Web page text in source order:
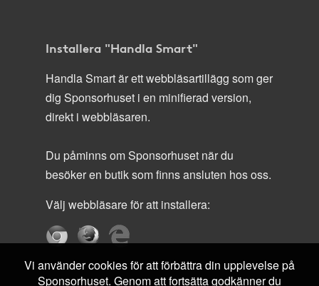
Installera "Handla Smart"
Handla Smart är ett webbläsartillägg som ger
dig Sponsorhuset i en minifierad version,
direkt i webbläsaren.
Du påminns om Sponsorhuset när du
besöker en butik som finns ansluten hos oss.
Välj webbläsare för att installera:
Vi använder cookies för att förbättra din upplevelse på
Sponsorhuset. Genom att fortsätta godkänner du